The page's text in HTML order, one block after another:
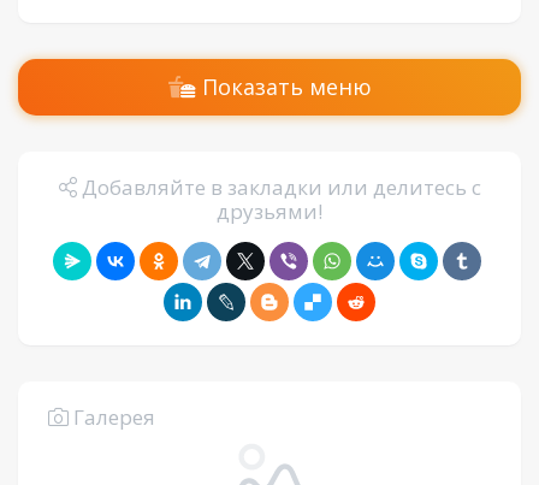
Показать меню
Добавляйте в закладки или делитесь с
друзьями!
Галерея